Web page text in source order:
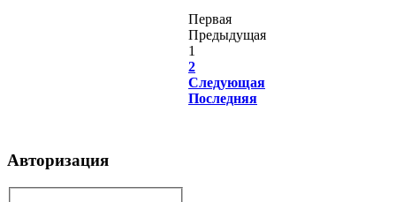
Первая
Предыдущая
1
2
Следующая
Последняя
Авторизация